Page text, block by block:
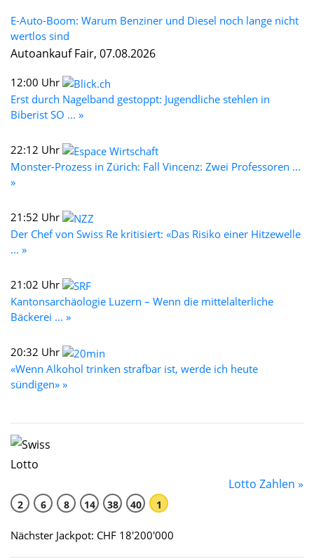
E-Auto-Boom: Warum Benziner und Diesel noch lange nicht
wertlos sind
Autoankauf Fair, 07.08.2026
12:00 Uhr
Erst durch Nagelband gestoppt: Jugendliche stehlen in
Biberist SO ... »
22:12 Uhr
Monster-Prozess in Zürich: Fall Vincenz: Zwei Professoren ...
»
21:52 Uhr
Der Chef von Swiss Re kritisiert: «Das Risiko einer Hitzewelle
... »
21:02 Uhr
Kantonsarchäologie Luzern – Wenn die mittelalterliche
Bäckerei ... »
20:32 Uhr
«Wenn Alkohol trinken strafbar ist, werde ich heute
sündigen» »
Lotto Zahlen »
2 6 8 14 38 40 1
Nächster Jackpot: CHF 18'200'000